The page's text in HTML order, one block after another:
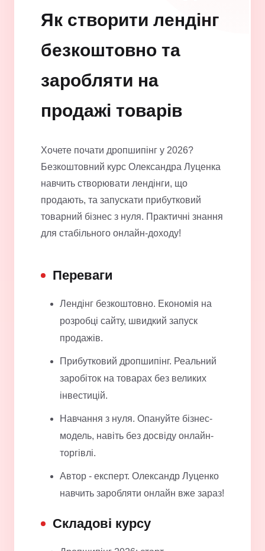
Як створити лендінг
безкоштовно та
заробляти на
продажі товарів
Хочете почати дропшипінг у 2026?
Безкоштовний курс Олександра Луценка
навчить створювати лендінги, що
продають, та запускати прибутковий
товарний бізнес з нуля. Практичні знання
для стабільного онлайн-доходу!
Переваги
Лендінг безкоштовно. Економія на
розробці сайту, швидкий запуск
продажів.
Прибутковий дропшипінг. Реальний
заробіток на товарах без великих
інвестицій.
Навчання з нуля. Опануйте бізнес-
модель, навіть без досвіду онлайн-
торгівлі.
Автор - експерт. Олександр Луценко
навчить заробляти онлайн вже зараз!
Складові курсу